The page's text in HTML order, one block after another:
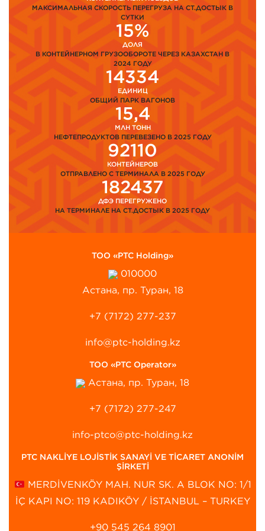
МАКСИМАЛЬНАЯ СКОРОСТЬ ПЕРЕГРУЗА НА СТ.ДОСТЫК В
СУТКИ
15%
ДОЛЯ
В КОНТЕЙНЕРНОМ ГРУЗООБОРОТЕ ЧЕРЕЗ КАЗАХСТАН В
2024 ГОДУ
14334
ЕДИНИЦ
ОБЩИЙ ПАРК ВАГОНОВ
15,4
МЛН ТОНН
НЕФТЕПРОДУКТОВ ПЕРЕВЕЗЕНО В 2025 ГОДУ
92110
КОНТЕЙНЕРОВ
ОТПРАВЛЕНО С ТЕРМИНАЛА В 2025 ГОДУ
182437
ДФЭ ПЕРЕГРУЖЕНО
НА ТЕРМИНАЛЕ НА СТ.ДОСТЫК В 2025 ГОДУ
ТОО «PTC Holding»
010000
Астана, пр. Туран, 18
+7 (7172) 277-237
info@ptc-holding.kz
ТОО «PTC Operator»
Астана, пр. Туран, 18
+7 (7172) 277-247
info-ptco@ptc-holding.kz
PTC NAKLİYE LOJİSTİK SANAYİ VE TİCARET ANONİM
ŞİRKETİ
MERDİVENKÖY MAH. NUR SK. A BLOK NO: 1/1
İÇ KAPI NO: 119 KADIKÖY / İSTANBUL – TURKEY
+90 545 264 8901‬